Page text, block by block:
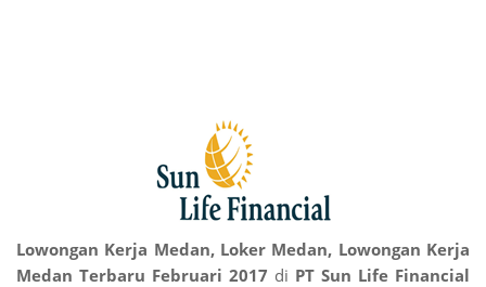
Lowongan Kerja Medan, Loker Medan, Lowongan Kerja
Medan Terbaru Februari 2017 di PT Sun Life Financial